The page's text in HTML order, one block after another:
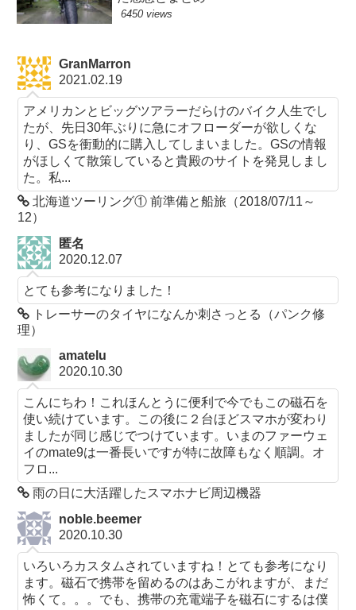
6450 views
GranMarron
2021.02.19
アメリカンとビッグツアラーだらけのバイク人生でし
たが、先日30年ぶりに急にオフローダーが欲しくな
り、GSを衝動的に購入してしまいました。GSの情報
がほしくて散策していると貴殿のサイトを発見しまし
た。私...
北海道ツーリング① 前準備と船旅（2018/07/11～
12）
匿名
2020.12.07
とても参考になりました！
トレーサーのタイヤになんか刺さっとる（パンク修
理）
amatelu
2020.10.30
こんにちわ！これほんとうに便利で今でもこの磁石を
使い続けています。この後に２台ほどスマホが変わり
ましたが同じ感じでつけています。いまのファーウェ
イのmate9は一番長いですが特に故障もなく順調。オ
フロ...
雨の日に大活躍したスマホナビ周辺機器
noble.beemer
2020.10.30
いろいろカスタムされていますね！とても参考になり
ます。磁石で携帯を留めるのはあこがれますが、まだ
怖くて。。。でも、携帯の充電端子を磁石にするは僕